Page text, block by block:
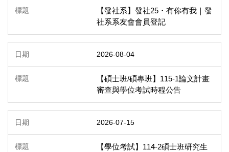
【發社系】發社25・有你有我｜發
社系系友會會員登記
2026-08-04
【碩士班/碩專班】115-1論文計畫
審查與學位考試時程公告
2026-07-15
【學位考試】114-2碩士班研究生